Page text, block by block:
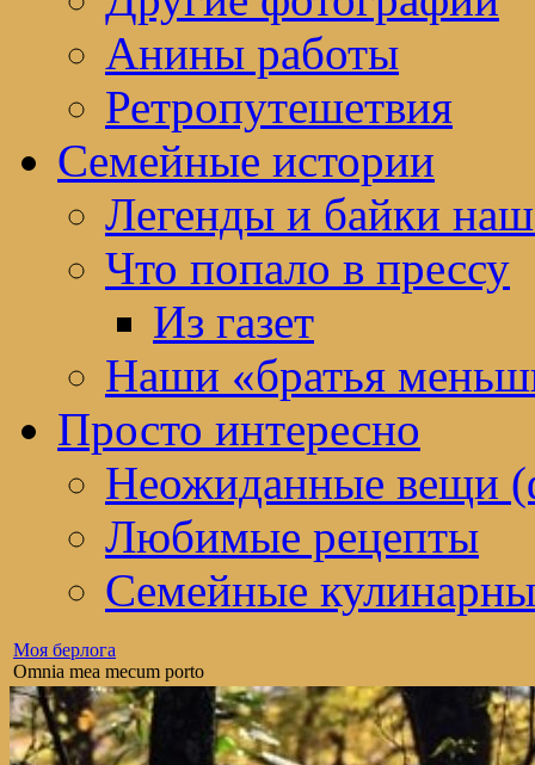
Анины работы
Ретропутешетвия
Семейные истории
Легенды и байки
Что попало в прессу
Из газет
Наши «братья
Просто интересно
Неожиданные вещи
Любимые рецепты
Семейные
Моя берлога
Omnia mea mecum porto